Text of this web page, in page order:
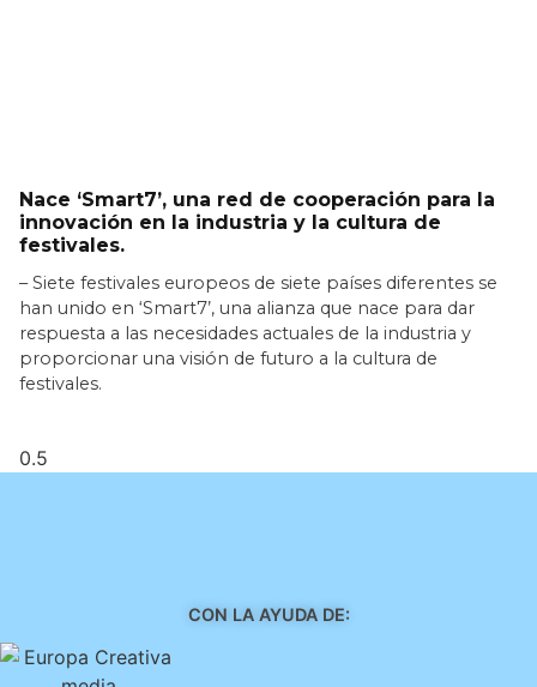
Nace ‘Smart7’, una red de cooperación para la
innovación en la industria y la cultura de
festivales.
– Siete festivales europeos de siete países diferentes se
han unido en ‘Smart7’, una alianza que nace para dar
respuesta a las necesidades actuales de la industria y
proporcionar una visión de futuro a la cultura de
festivales.
CON LA AYUDA DE: